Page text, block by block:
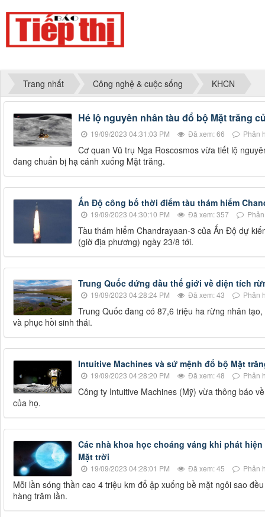
Trang nhất Công nghệ & cuộc sống KHCN
Hé lộ nguyên nhân tàu đổ bộ Mặt trăng
19/09/2023 04:31:03 PM Đã xem: 66 Phản
Cơ quan Vũ trụ Nga Roscosmos vừa tiết lộ
đang chuẩn bị hạ cánh xuống Mặt trăng.
Ấn Độ công bố thời điểm tàu thám hiểm
19/09/2023 04:30:10 PM Đã xem: 357
Tàu thám hiểm Chandrayaan-3 của Ấn Độ dự
(giờ địa phương) ngày 23/8 tới.
Trung Quốc đứng đầu thế giới về diện tích
19/09/2023 04:28:24 PM Đã xem: 43 Phản
Trung Quốc đang có 87,6 triệu ha rừng nhân
và phục hồi sinh thái.
Intuitive Machines và sứ mệnh đổ bộ Mặt
19/09/2023 04:28:20 PM Đã xem: 48 Phản
Công ty Intuitive Machines (Mỹ) vừa thông báo
của họ.
Các nhà khoa học choáng váng khi phát
Mặt trời
19/09/2023 04:28:01 PM Đã xem: 45 Phản
Mỗi lần sóng thần cao 4 triệu km đổ ập xuống bề mặt ngôi sao
hàng trăm lần.